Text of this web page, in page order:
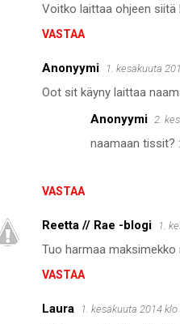
Voitko laittaa ohjeen
VASTAA
Anonyymi 1. kesäkuuta
Oot sit käyny laittaa
VASTAA
Anonyymi 2.
naamaan tissit?
Reetta // Rae -blogi 1.
Tuo harmaa
VASTAA
Laura 1. kesäkuuta 2014